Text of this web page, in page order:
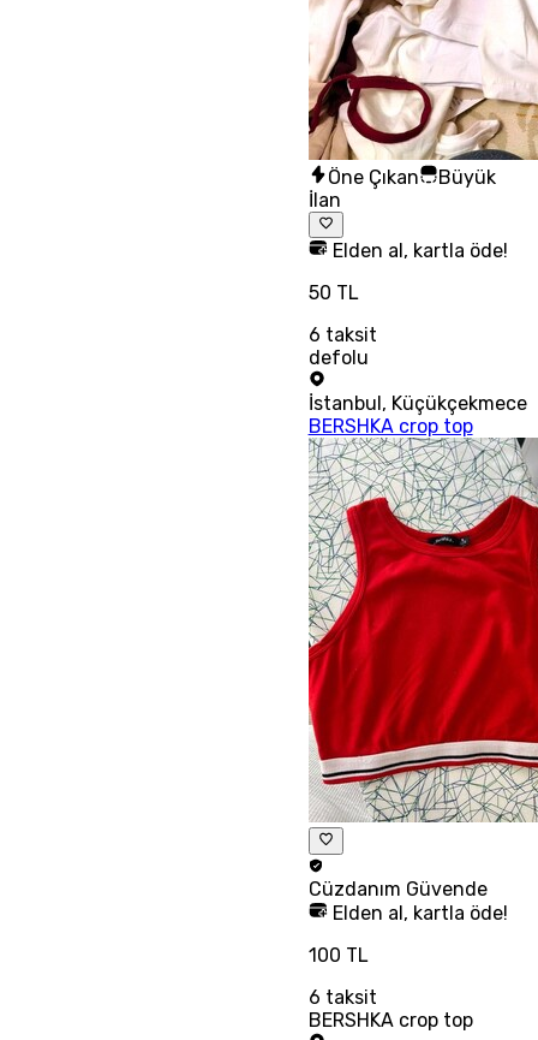
Öne Çıkan
Büyük
İlan
Elden al, kartla öde!
50 TL
6 taksit
defolu
İstanbul , Küçükçekmece
BERSHKA crop top
Cüzdanım Güvende
Elden al, kartla öde!
100 TL
6 taksit
BERSHKA crop top